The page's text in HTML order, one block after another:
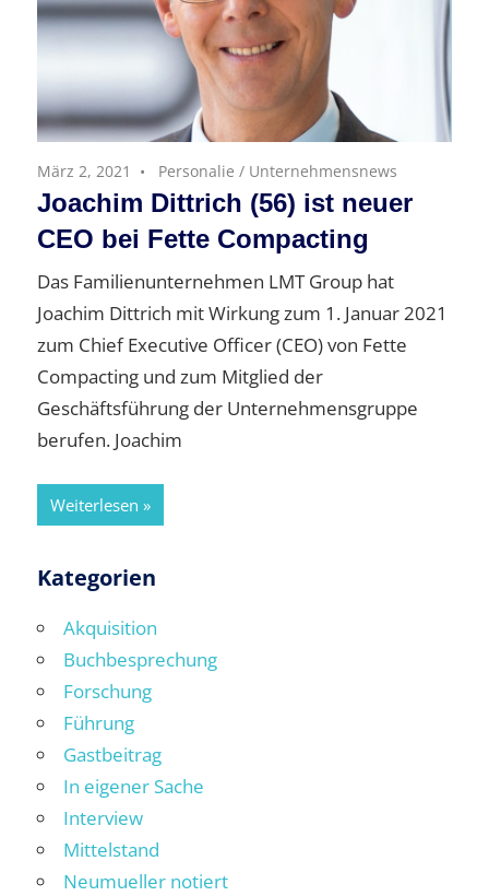
März 2, 2021 Personalie / Unternehmensnews
Joachim Dittrich (56) ist neuer
CEO bei Fette Compacting
Das Familienunternehmen LMT Group hat
Joachim Dittrich mit Wirkung zum 1. Januar 2021
zum Chief Executive Officer (CEO) von Fette
Compacting und zum Mitglied der
Geschäftsführung der Unternehmensgruppe
berufen. Joachim
Weiterlesen
Kategorien
Akquisition
Buchbesprechung
Forschung
Führung
Gastbeitrag
In eigener Sache
Interview
Mittelstand
Neumueller notiert